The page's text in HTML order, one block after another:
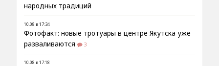
народных традиций
10.08 в 17:34
Фотофакт: новые тротуары в центре Якутска уже
разваливаются
3
10.08 в 17:18